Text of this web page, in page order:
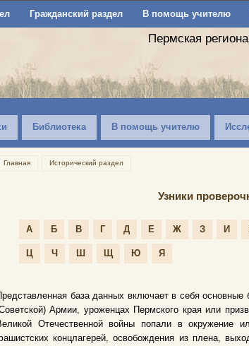
Гражданский раздел В помощь учителю
Пермская
Библиотека В помощь учителю
Главная Исторический раздел
Узники
А Б В Г Д Е Ж З И
Ц Ч Ш Щ Ю Я
база данных включает в себя
Армии, уроженцах Пермского края или
Отечественной войны попали в окружение
концлагерей, освобождения из плена,